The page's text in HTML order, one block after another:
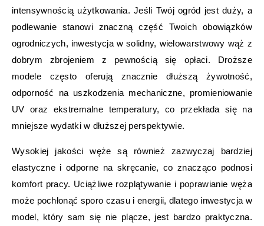
intensywnością użytkowania. Jeśli Twój ogród jest duży, a
podlewanie stanowi znaczną część Twoich obowiązków
ogrodniczych, inwestycja w solidny, wielowarstwowy wąż z
dobrym zbrojeniem z pewnością się opłaci. Droższe
modele często oferują znacznie dłuższą żywotność,
odporność na uszkodzenia mechaniczne, promieniowanie
UV oraz ekstremalne temperatury, co przekłada się na
mniejsze wydatki w dłuższej perspektywie.
Wysokiej jakości węże są również zazwyczaj bardziej
elastyczne i odporne na skręcanie, co znacząco podnosi
komfort pracy. Uciążliwe rozplątywanie i poprawianie węża
może pochłonąć sporo czasu i energii, dlatego inwestycja w
model, który sam się nie plącze, jest bardzo praktyczna.